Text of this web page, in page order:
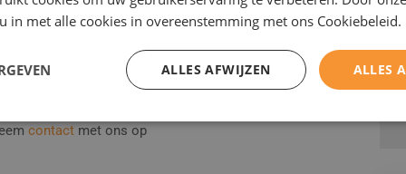
kan zijn dat er daadwerkelijk een mal op maat voor
echter ook zijn dat er al een kant-en-klare
geveloplossing.
contact met ons op
in met alle cookies in overeenstemming met ons Cookiebeleid.
ALLES
ALLES AFWIJZEN